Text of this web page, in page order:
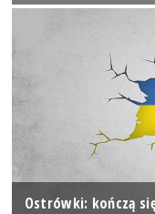
Ostrówki: kończą